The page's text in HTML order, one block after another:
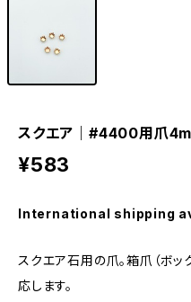
スクエア｜#4400用爪
¥583
International shipping
スクエア石用の爪。箱爪（ボ
応します。